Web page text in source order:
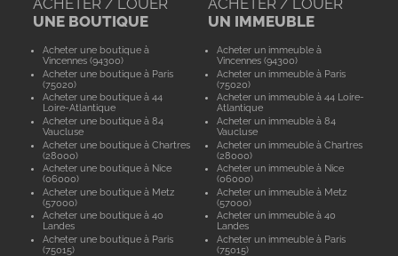
ACHETER / LOUER
UNE BOUTIQUE
Acheter une boutique à
Vincennes (94300)
Acheter une boutique à Paris
(75020)
Acheter une boutique à 44
Loire-Atlantique
Acheter une boutique à 84
Vaucluse
Acheter une boutique à Chartres
(28000)
Acheter une boutique à Nice
(06000)
Acheter une boutique à Metz
(57000)
Acheter une boutique à 40
Landes
Acheter une boutique à Paris
(75015)
ACHETER / LOUER
UN IMMEUBLE
Acheter un immeuble à
Vincennes (94300)
Acheter un immeuble à Paris
(75020)
Acheter un immeuble à 44 Loire-
Atlantique
Acheter un immeuble à 84
Vaucluse
Acheter un immeuble à Chartres
(28000)
Acheter un immeuble à Nice
(06000)
Acheter un immeuble à Metz
(57000)
Acheter un immeuble à 40
Landes
Acheter un immeuble à Paris
(75015)